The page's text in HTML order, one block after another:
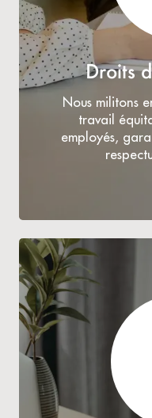
Droits
Nous militons
travail
employés,